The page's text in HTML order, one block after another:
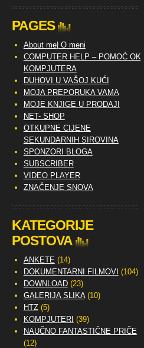
PAGES
About me| O meni
COMPUTER HELP – POMOĆ OKO
KOMPJUTERA
DUHOVI U VAŠOJ KUĆI
MOJA PREPORUKA VAMA
MOJE KNJIGE U PRODAJI
NET- SHOP
OTKUPNE CIJENE
SEKUNDARNIH SIROVINA
SPONZORI BLOGA
SUBSCRIBER
VIDEO PLAYER
ZNAČENJE SNOVA
KATEGORIJE
POSTOVA
ANKETE (14)
DOKUMENTARNI FILMOVI (104)
DOWNLOAD(23)
GALERIJA SLIKA(10)
HTZ(5)
KOMPJUTERI (39)
NAUČNO FANTASTIČNE PRIČE
(12)